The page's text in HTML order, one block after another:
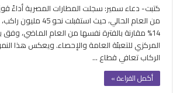
كتبت- دعاء سمير: سجلت المطارات المصرية أداءً
من العام الحالي، حيث
14% مقارنة بالفترة نفسها من العام الماضي، وفق
المركزي للتعبئة العامة والإحصاء. ويعكس هذا
الركاب تعافي قطاع …
أكمل القراءة »